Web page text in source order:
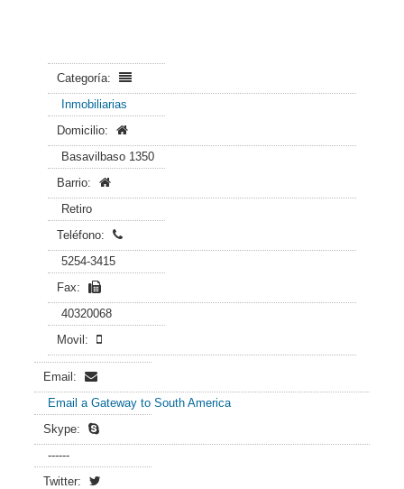
Categoría:
Inmobiliarias
Domicilio:
Basavilbaso 1350
Barrio:
Retiro
Teléfono:
5254-3415
Fax:
40320068
Movil:
Email:
Email a Gateway to South America
Skype:
------
Twitter: